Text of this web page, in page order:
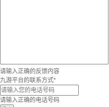
请输入正确的反馈内容
九游平台的联系方式*
请输入正确的电话号码